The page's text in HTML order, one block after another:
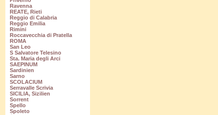
Ravenna
REATE, Rieti
Reggio di Calabria
Reggio Emilia
Rimini
Roccavecchia di Pratella
ROMA
San Leo
S Salvatore Telesino
Sta. Maria degli Arci
SAEPINUM
Sardinien
Sarno
SCOLACIUM
Serravalle Scrivia
SICILIA, Sizilien
Sorrent
Spello
Spoleto